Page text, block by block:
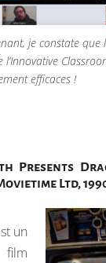
U
V
je constate que
efficaces !
Presents
Ltd,
un